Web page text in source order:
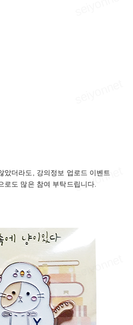
았더라도, 강의정보 업로드 이벤트
로도 많은 참여 부탁드립니다.